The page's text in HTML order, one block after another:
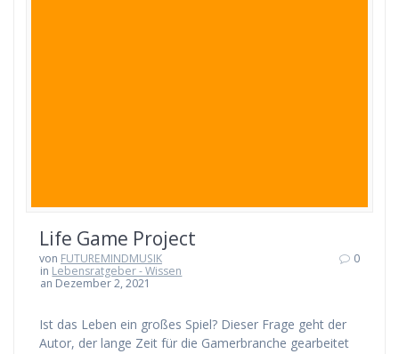
Life Game Project
von FUTUREMINDMUSIK
in Lebensratgeber - Wissen
an Dezember 2, 2021
0
Ist das Leben ein großes Spiel? Dieser Frage geht der
Autor, der lange Zeit für die Gamerbranche gearbeitet